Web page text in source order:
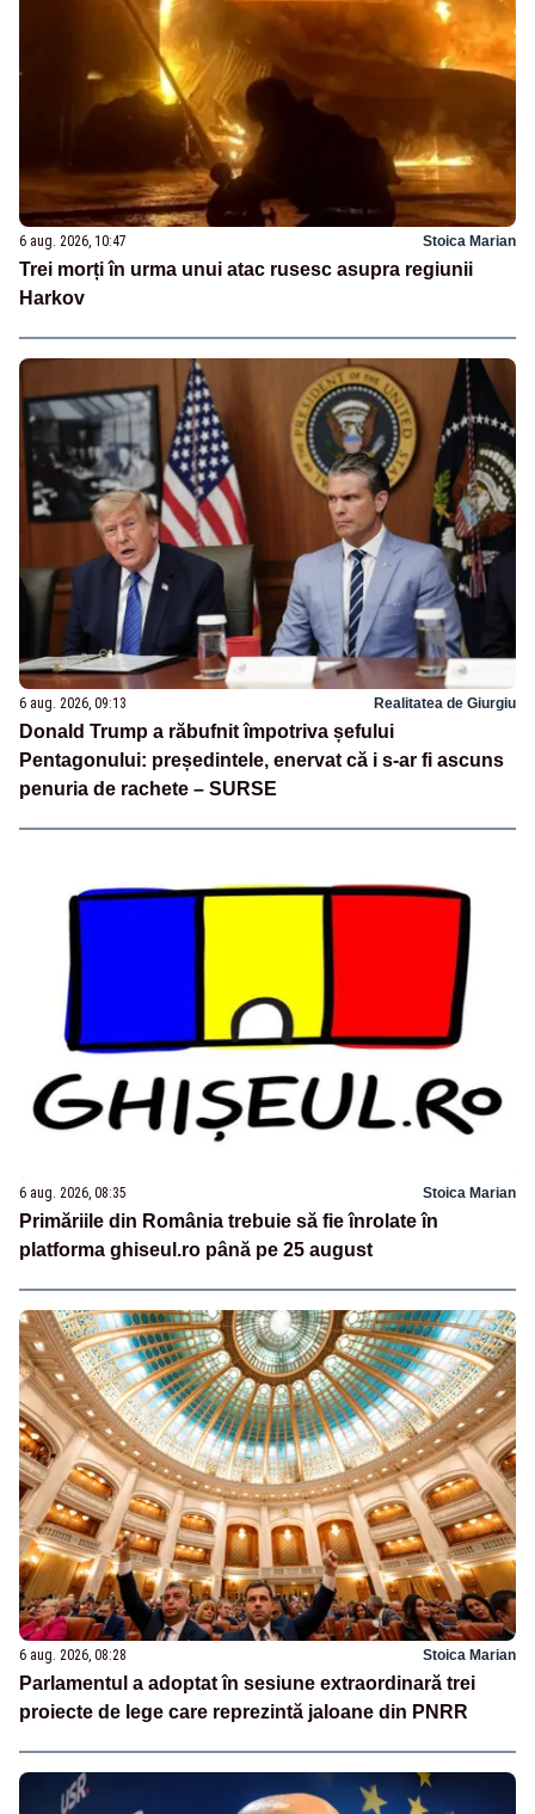
6 aug. 2026, 10:47 Stoica Marian
Trei morți în urma unui atac rusesc asupra regiunii
Harkov
6 aug. 2026, 09:13 Realitatea de Giurgiu
Donald Trump a răbufnit împotriva șefului
Pentagonului: președintele, enervat că i s-ar fi ascuns
penuria de rachete – SURSE
6 aug. 2026, 08:35 Stoica Marian
Primăriile din România trebuie să fie înrolate în
platforma ghiseul.ro până pe 25 august
6 aug. 2026, 08:28 Stoica Marian
Parlamentul a adoptat în sesiune extraordinară trei
proiecte de lege care reprezintă jaloane din PNRR